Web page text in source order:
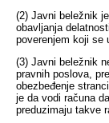
(2) Javni beležnik
obavljanja
poverenjem koji se
(3) Javni beležnik
pravnih poslova,
obezbeđenje
je da vodi računa
preduzimaju takve